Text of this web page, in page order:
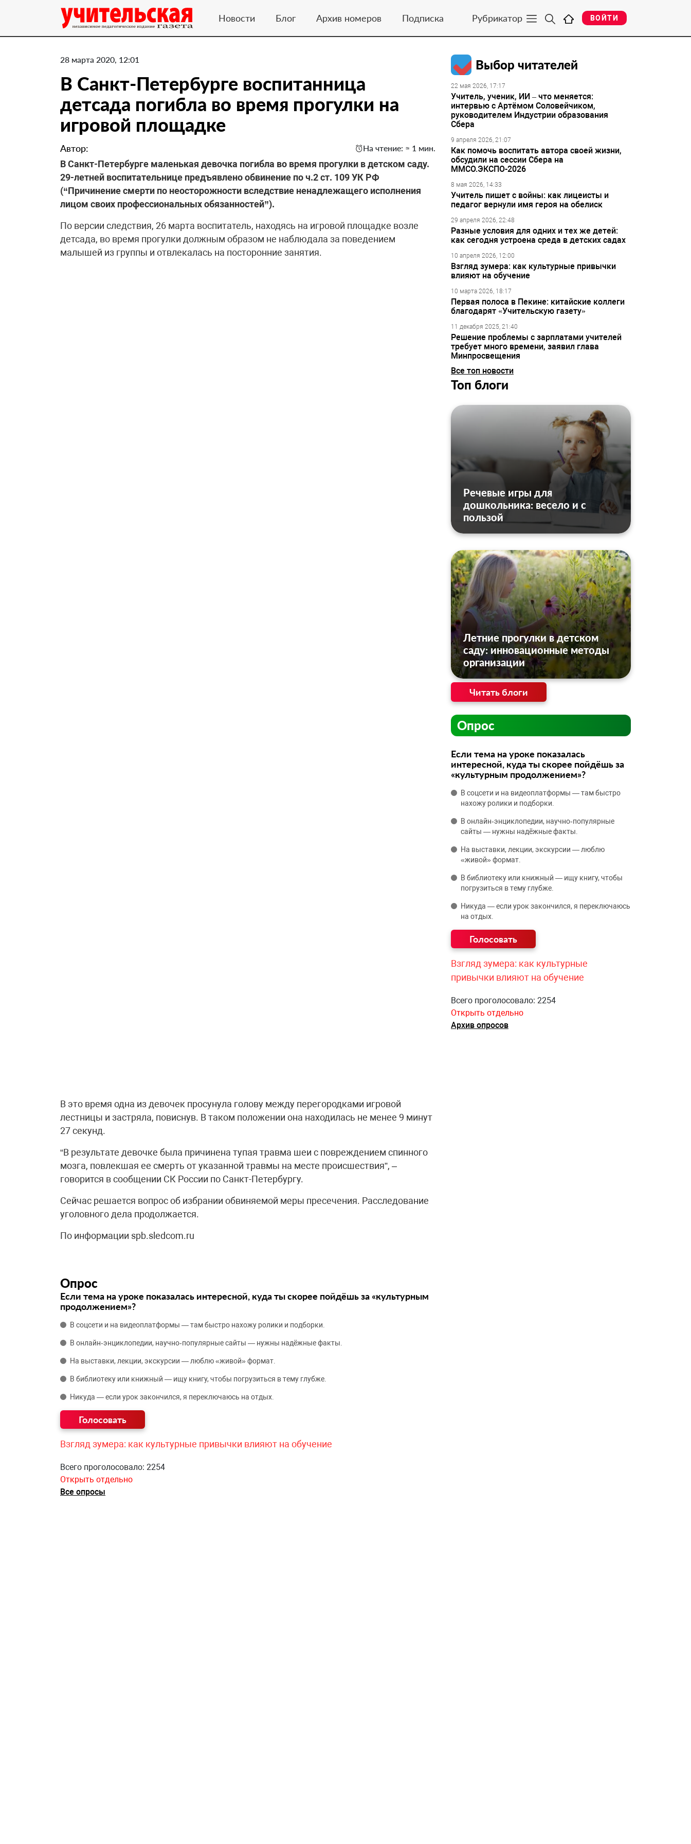
Новости Блог Архив номеров Подписка Рубрикатор ВОЙТИ
28 марта 2020, 12:01
В Санкт-Петербурге воспитанница
детсада погибла во время прогулки на
игровой площадке
Автор: На чтение: ≈ 1 мин.
В Санкт-Петербурге маленькая девочка погибла во время прогулки в детском саду.
29-летней воспитательнице предъявлено обвинение по ч.2 ст. 109 УК РФ
(“Причинение смерти по неосторожности вследствие ненадлежащего исполнения
лицом своих профессиональных обязанностей”).
По версии следствия, 26 марта воспитатель, находясь на игровой площадке возле
детсада, во время прогулки должным образом не наблюдала за поведением
малышей из группы и отвлекалась на посторонние занятия.
В это время одна из девочек просунула голову между перегородками игровой
лестницы и застряла, повиснув. В таком положении она находилась не менее 9 минут
27 секунд.
“В результате девочке была причинена тупая травма шеи с повреждением спинного
мозга, повлекшая ее смерть от указанной травмы на месте происшествия”, –
говорится в сообщении СК России по Санкт-Петербургу.
Сейчас решается вопрос об избрании обвиняемой меры пресечения. Расследование
уголовного дела продолжается.
По информации spb.sledcom.ru
Опрос
Если тема на уроке показалась интересной, куда ты скорее пойдёшь за «культурным
продолжением»?
В соцсети и на видеоплатформы — там быстро нахожу ролики и подборки.
В онлайн‑энциклопедии, научно‑популярные сайты — нужны надёжные факты.
На выставки, лекции, экскурсии — люблю «живой» формат.
В библиотеку или книжный — ищу книгу, чтобы погрузиться в тему глубже.
Никуда — если урок закончился, я переключаюсь на отдых.
Взгляд зумера: как культурные привычки влияют на обучение
Всего проголосовало: 2254
Открыть отдельно
Все опросы
Выбор читателей
22 мая 2026, 17:17
Учитель, ученик, ИИ – что меняется:
интервью с Артёмом Соловейчиком,
руководителем Индустрии образования
Сбера
9 апреля 2026, 21:07
Как помочь воспитать автора своей жизни,
обсудили на сессии Сбера на
ММСО.ЭКСПО-2026
8 мая 2026, 14:33
Учитель пишет с войны: как лицеисты и
педагог вернули имя героя на обелиск
29 апреля 2026, 22:48
Разные условия для одних и тех же детей:
как сегодня устроена среда в детских садах
10 апреля 2026, 12:00
Взгляд зумера: как культурные привычки
влияют на обучение
10 марта 2026, 18:17
Первая полоса в Пекине: китайские коллеги
благодарят «Учительскую газету»
11 декабря 2025, 21:40
Решение проблемы с зарплатами учителей
требует много времени, заявил глава
Минпросвещения
Все топ новости
Топ блоги
Речевые игры для
дошкольника: весело и с
пользой
Летние прогулки в детском
саду: инновационные методы
организации
Читать блоги
Опрос
Если тема на уроке показалась
интересной, куда ты скорее пойдёшь за
«культурным продолжением»?
В соцсети и на видеоплатформы — там быстро
нахожу ролики и подборки.
В онлайн‑энциклопедии, научно‑популярные
сайты — нужны надёжные факты.
На выставки, лекции, экскурсии — люблю
«живой» формат.
В библиотеку или книжный — ищу книгу, чтобы
погрузиться в тему глубже.
Никуда — если урок закончился, я переключаюсь
на отдых.
Взгляд зумера: как культурные
привычки влияют на обучение
Всего проголосовало: 2254
Открыть отдельно
Архив опросов